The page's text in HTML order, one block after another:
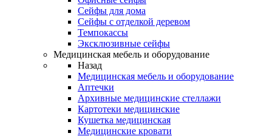
Сейфы для дома
Сейфы с отделкой деревом
Темпокассы
Эксклюзивные сейфы
Медицинская мебель и оборудование
Назад
Медицинская мебель и оборудование
Аптечки
Архивные медицинские стеллажи
Картотеки медицинские
Кушетка медицинская
Медицинские кровати